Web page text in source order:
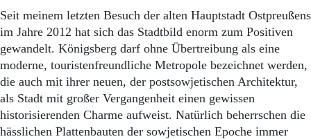
Seit meinem letzten Besuch der alten Hauptstadt Ostpreußens
im Jahre 2012 hat sich das Stadtbild enorm zum Positiven
gewandelt. Königsberg darf ohne Übertreibung als eine
moderne, touristenfreundliche Metropole bezeichnet werden,
die auch mit ihrer neuen, der postsowjetischen Architektur,
als Stadt mit großer Vergangenheit einen gewissen
historisierenden Charme aufweist. Natürlich beherrschen die
hässlichen Plattenbauten der sowjetischen Epoche immer